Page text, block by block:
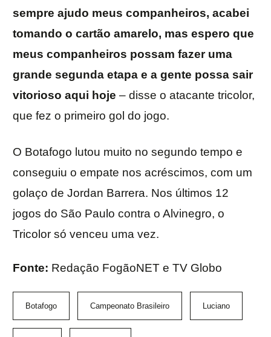
sempre ajudo meus companheiros, acabei
tomando o cartão amarelo, mas espero que
meus companheiros possam fazer uma
grande segunda etapa e a gente possa sair
vitorioso aqui hoje – disse o atacante tricolor,
que fez o primeiro gol do jogo.
O Botafogo lutou muito no segundo tempo e
conseguiu o empate nos acréscimos, com um
golaço de Jordan Barrera. Nos últimos 12
jogos do São Paulo contra o Alvinegro, o
Tricolor só venceu uma vez.
Fonte: Redação FogãoNET e TV Globo
Botafogo Campeonato Brasileiro Luciano